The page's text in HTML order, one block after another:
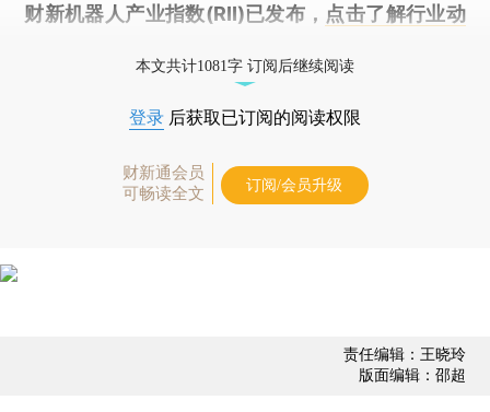
财新机器人产业指数(RII)已发布， 点击了解行业动
本文共计1081字 订阅后继续阅读
登录 后获取已订阅的阅读权限
财新通会员
可畅读全文
订阅/会员升级
责任编辑：王晓玲
版面编辑：邵超